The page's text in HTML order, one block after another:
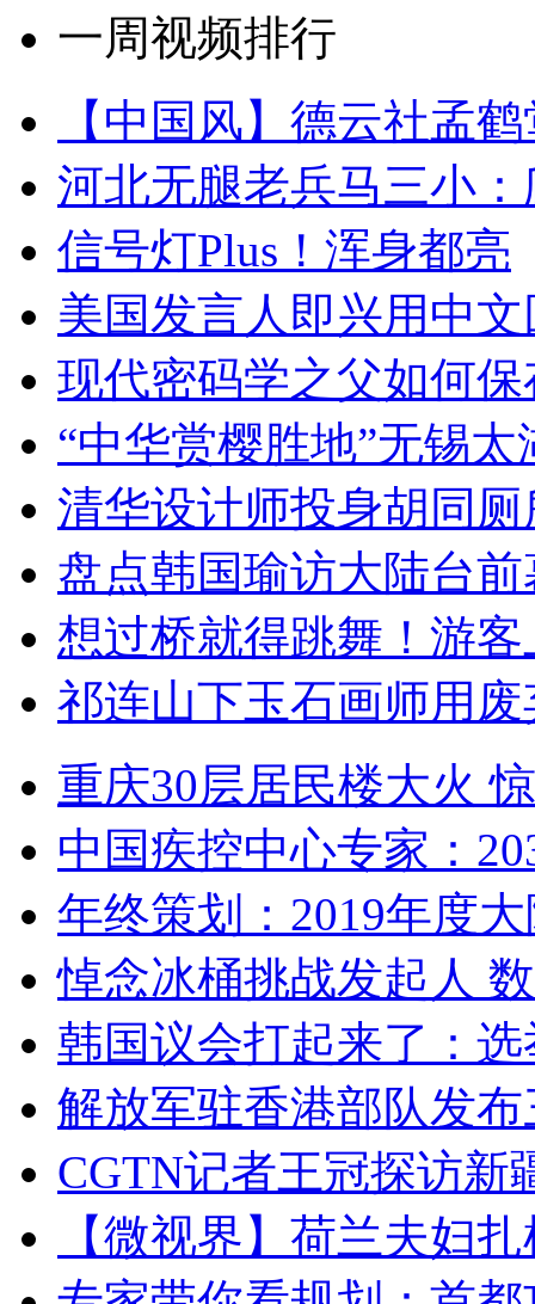
一周视频排行
【中国风】德云社孟
河北无腿老兵马三小
信号灯Plus！浑身都亮
美国发言人即兴用中
现代密码学之父如何
“中华赏樱胜地”无锡
清华设计师投身胡同
盘点韩国瑜访大陆台
想过桥就得跳舞！游客
祁连山下玉石画师用
重庆30层居民楼大火
中国疾控中心专家：
年终策划：2019年度
悼念冰桶挑战发起人
韩国议会打起来了：
解放军驻香港部队发
CGTN记者王冠探访新
【微视界】荷兰夫妇